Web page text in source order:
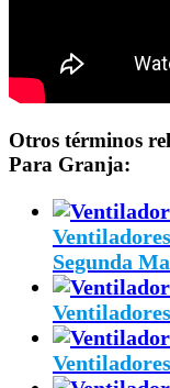
Otros términos
Para Granja:
Segunda